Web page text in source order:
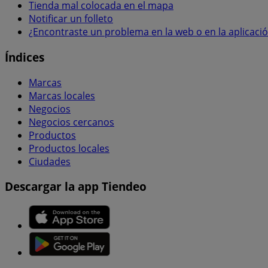
Tienda mal colocada en el mapa
Notificar un folleto
¿Encontraste un problema en la web o en la
Índices
Marcas
Marcas locales
Negocios
Negocios cercanos
Productos
Productos locales
Ciudades
Descargar la app Tiendeo